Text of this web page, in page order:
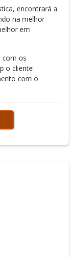
encontrará a
na melhor
em
com os
o cliente
com o